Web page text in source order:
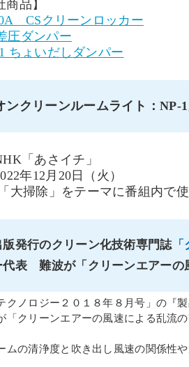
商品】
CSクリーンロッカー
圧ダンパー
ちょいだしダンパー
ンクリーンルームライト：NP-
「あさイチ」
年12月20日（火）
掃除」をテーマに番組内で
版発行のクリーン化技術専門誌「
代表 難波が「クリーンエアーの
クノロジー２０１８年８月号」の『
「クリーンエアーの風速による乱流
ムの清浄度と吹き出し風速の関係性